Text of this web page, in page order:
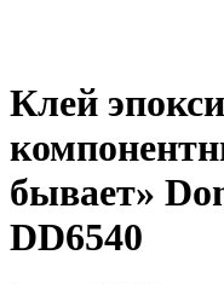
Клей
бывает»
DD6540